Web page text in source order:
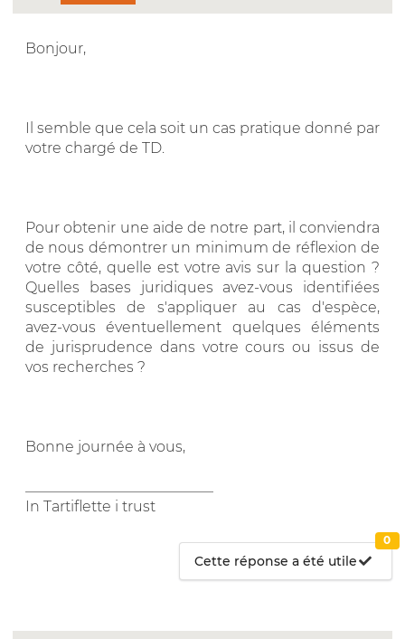
Bonjour,
Il semble que cela soit un cas pratique donné par
votre chargé de TD.
Pour obtenir une aide de notre part, il conviendra
de nous démontrer un minimum de réflexion de
votre côté, quelle est votre avis sur la question ?
Quelles bases juridiques avez-vous identifiées
susceptibles de s'appliquer au cas d'espèce,
avez-vous éventuellement quelques éléments
de jurisprudence dans votre cours ou issus de
vos recherches ?
Bonne journée à vous,
In Tartiflette i trust
Cette réponse a été utile
0